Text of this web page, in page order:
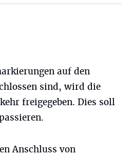
auf den
sind, wird die
freigegeben. Dies soll
Anschluss von